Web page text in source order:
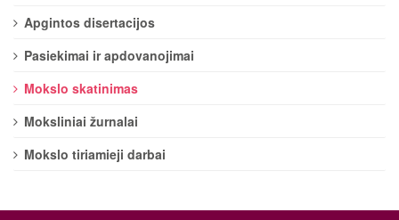
Apgintos disertacijos
Pasiekimai ir apdovanojimai
Mokslo skatinimas
Moksliniai žurnalai
Mokslo tiriamieji darbai